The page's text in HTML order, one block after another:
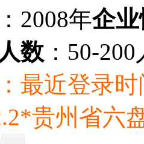
：2008年企
数 ：50-200
最近登录时
贵州省六